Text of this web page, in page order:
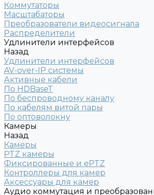
Коммутаторы
Масштабаторы
Преобразователи видеосигнала
Распределители
Удлинители интерфейсов
Назад
Удлинители интерфейсов
AV-over-IP системы
Активные кабели
По HDBaseT
По беспроводному каналу
По кабелям витой пары
По оптоволокну
Камеры
Назад
Камеры
PTZ камеры
Фиксированные и ePTZ
Контроллеры для камер
Аксессуары для камер
Аудио коммутация и